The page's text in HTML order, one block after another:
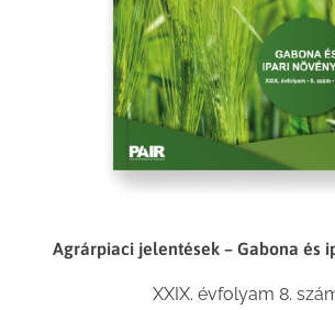
Agrárpiaci jelentések – Gabona és
XXIX. évfolyam 8.